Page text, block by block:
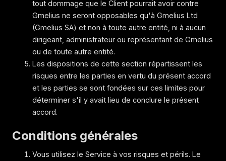
tout dommage que le Client pourrait avoir contre
Gmelius ne seront opposables qu'à Gmelius Ltd
(Gmelius SA) et non à toute autre entité, ni à aucun
dirigeant, administrateur ou représentant de Gmelius
ou de toute autre entité.
Les dispositions de cette section répartissent les
risques entre les parties en vertu du présent accord
et les parties se sont fondées sur ces limites pour
déterminer s'il y avait lieu de conclure le présent
accord.
Conditions générales
Vous utilisez le Service à vos risques et périls. Le